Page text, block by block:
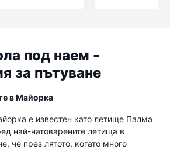
под наем -
за пътуване
в Майорка
е известен като летище Палма
най-натоварените летища в
че през лятото, когато много